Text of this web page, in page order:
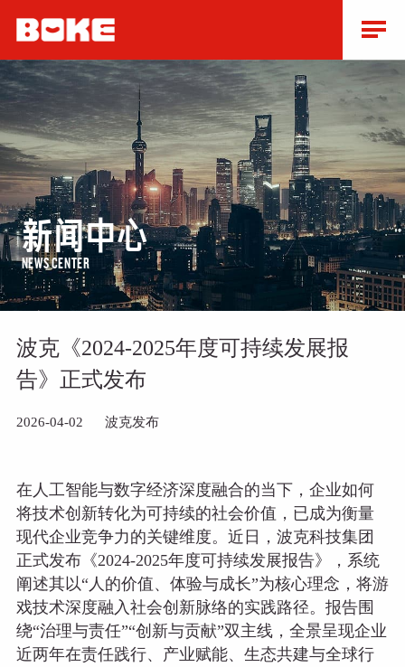
新闻中心
NEWS CENTER
波克《2024-2025年度可持续发展报
告》正式发布
2026-04-02 波克发布
在人工智能与数字经济深度融合的当下，企业如何
将技术创新转化为可持续的社会价值，已成为衡量
现代企业竞争力的关键维度。近日，波克科技集团
正式发布《2024-2025年度可持续发展报告》，系统
阐述其以“人的价值、体验与成长”为核心理念，将游
戏技术深度融入社会创新脉络的实践路径。报告围
绕“治理与责任”“创新与贡献”双主线，全景呈现企业
近两年在责任践行、产业赋能、生态共建与全球行